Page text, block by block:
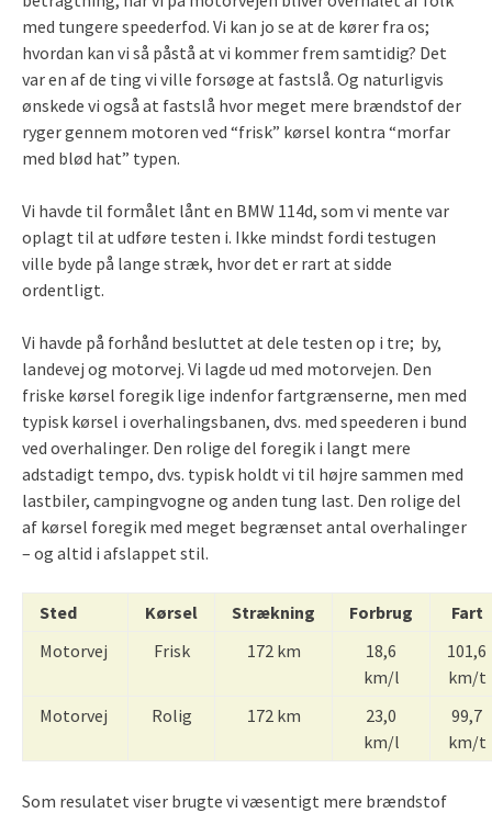
med tungere speederfod. Vi kan jo se at de kører fra os;
hvordan kan vi så påstå at vi kommer frem samtidig? Det
var en af de ting vi ville forsøge at fastslå. Og naturligvis
ønskede vi også at fastslå hvor meget mere brændstof der
ryger gennem motoren ved “frisk” kørsel kontra “morfar
med blød hat” typen.
Vi havde til formålet lånt en BMW 114d, som vi mente var
oplagt til at udføre testen i. Ikke mindst fordi testugen
ville byde på lange stræk, hvor det er rart at sidde
ordentligt.
Vi havde på forhånd besluttet at dele testen op i tre; by,
landevej og motorvej. Vi lagde ud med motorvejen. Den
friske kørsel foregik lige indenfor fartgrænserne, men med
typisk kørsel i overhalingsbanen, dvs. med speederen i bund
ved overhalinger. Den rolige del foregik i langt mere
adstadigt tempo, dvs. typisk holdt vi til højre sammen med
lastbiler, campingvogne og anden tung last. Den rolige del
af kørsel foregik med meget begrænset antal overhalinger
– og altid i afslappet stil.
Sted Kørsel Strækning Forbrug
Fart
Motorvej
Frisk 172 km
18,6
km/l
101,6
km/t
Motorvej
Rolig 172 km
23,0
km/l
99,7
km/t
Som resulatet viser brugte vi væsentigt mere brændstof